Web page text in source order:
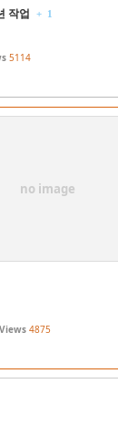
작업 + 1
5114
no image
4875